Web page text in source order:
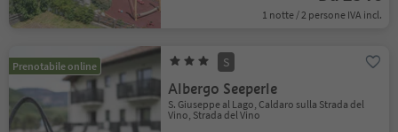
1 notte / 2 persone IVA incl.
Prenotabile online S
Albergo Seeperle
S. Giuseppe al Lago, Caldaro sulla Strada del
Vino, Strada del Vino